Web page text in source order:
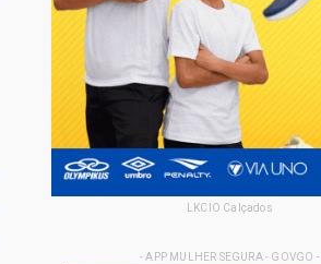
LKCIO Calçados
- APP MULHER SEGURA - GOVGO -